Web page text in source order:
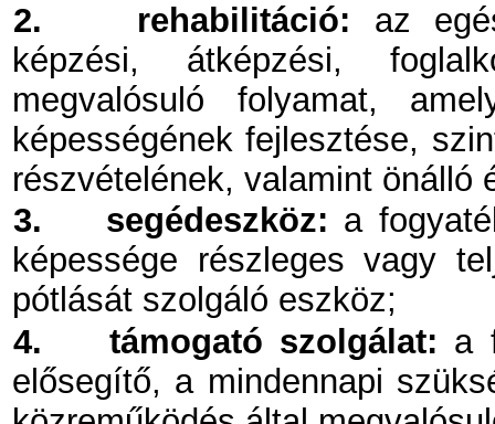
2.
rehabilitáció: az
képzési, átképzési,
megvalósuló folyamat,
képességének fejlesztése,
részvételének, valamint önálló
3.
segédeszköz: a
képessége részleges vagy
pótlását szolgáló eszköz;
4.
támogató szolgálat: a
elősegítő, a mindennapi